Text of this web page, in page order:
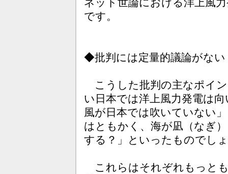
ネット世論における洋上風
です。
◆批判には定量的議論がない
こうした批判の主なポイ
い日本では洋上風力発電は
風が日本では吹いていない
はともかく、海が凪（なぎ
する？」といったものでし
これらはそれぞれもっと